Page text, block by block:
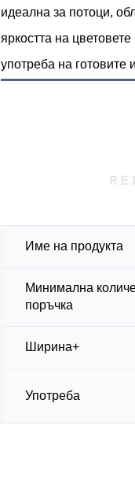
идеална за потоци,
яркостта на
употреба на готовите
Име на продукта
Минимална
поръчка
Ширина+
Употреба